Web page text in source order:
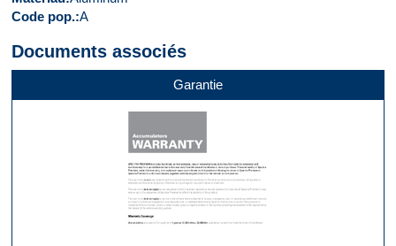
Code pop. A
Documents associés
Garantie